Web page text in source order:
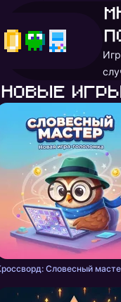
Новые
Словесный